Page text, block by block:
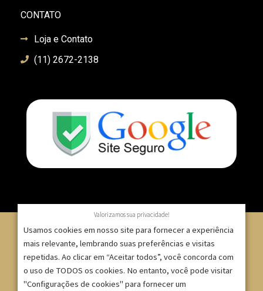
CONTATO
Loja e Contato
(11) 2672-2138
© 2007 – 2025 – ImpressionModaFesta | Rua Serra de
Japi, 1332 – Tatuapé – São Paulo/SP – CNPJ:
Valorizamos sua privacidade!
Usamos cookies em nosso site para fornecer a experiência
mais relevante, lembrando suas preferências e visitas
repetidas. Ao clicar em “Aceitar todos”, você concorda com
o uso de TODOS os cookies. No entanto, você pode visitar
"Configurações de cookies" para fornecer um